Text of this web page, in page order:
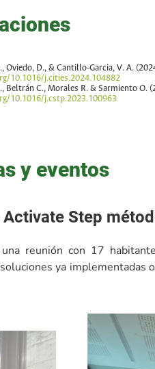
Oviedo, D., & Cantillo-Garcia, V. A.
10.1016/j.cities.2024.104882
Beltrán C., Morales R. & Sarmiento
10.1016/j.cstp.2023.100963
y eventos
Activate Step
una reunión con 17
ya implementadas